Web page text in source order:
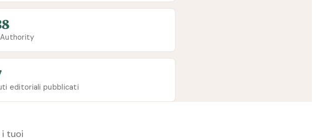
editoriali pubblicati
i tuoi